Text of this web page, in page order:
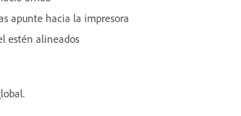
apunte hacia la impresora
estén alineados